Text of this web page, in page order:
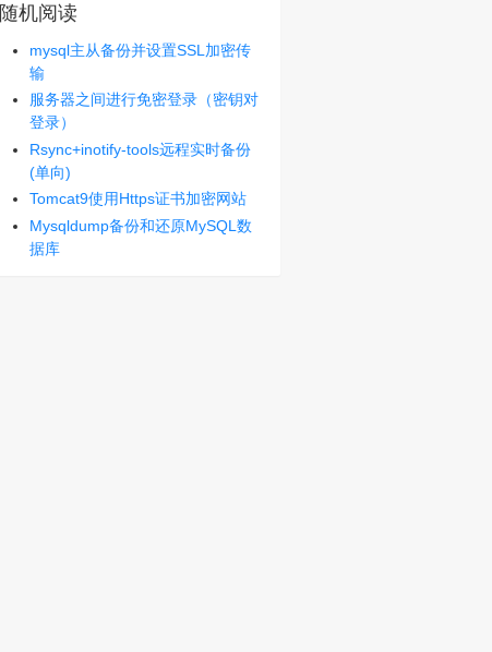
随机阅读
mysql主从备份并设置SSL加密传
输
服务器之间进行免密登录（密钥对
登录）
Rsync+inotify-tools远程实时备份
(单向)
Tomcat9使用Https证书加密网站
Mysqldump备份和还原MySQL数
据库